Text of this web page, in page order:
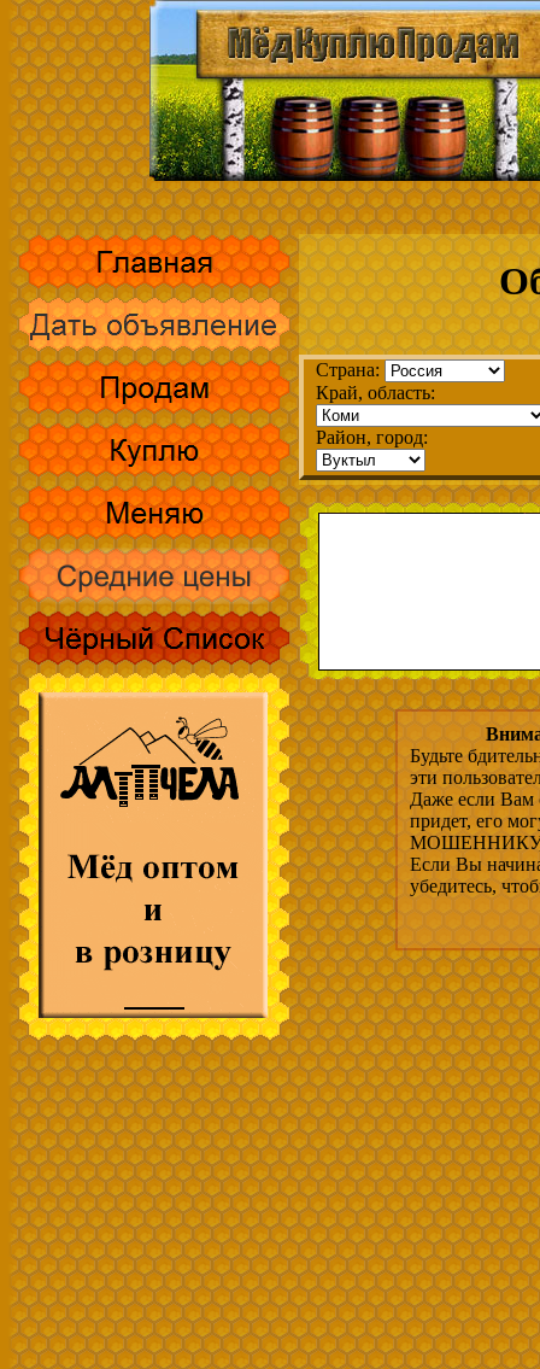
Страна:
Край, область:
Район, город:
Будьте
эти
Даже если Вам
придет, его
МОШЕННИКУ,
Если Вы
убедитесь,